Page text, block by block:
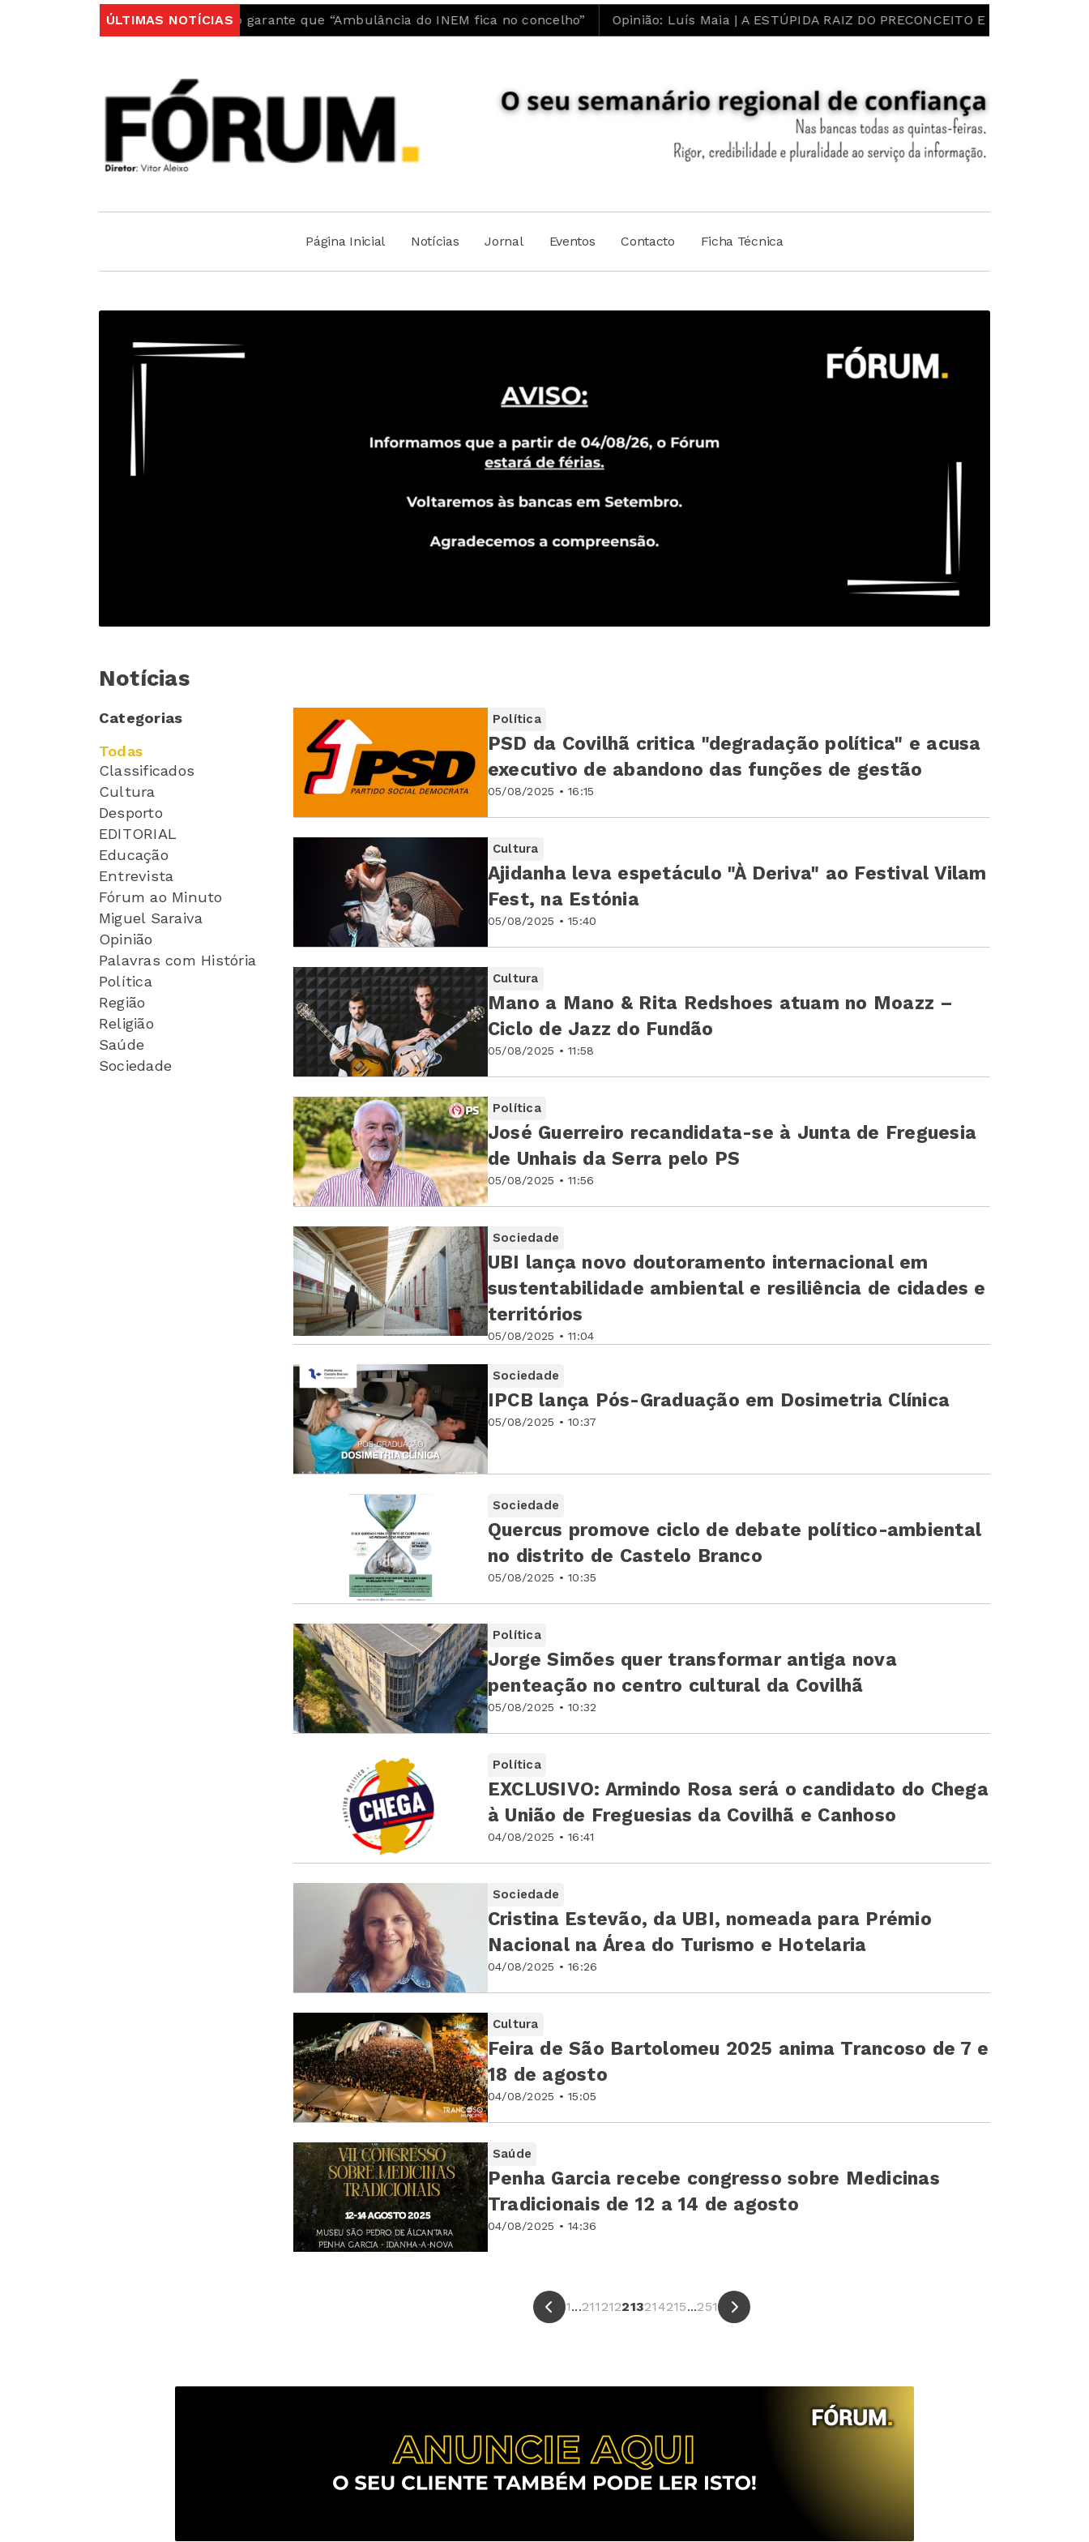
ÚLTIMAS NOTÍCIAS
Autarquia do Fundão garante que “Ambulância do INEM fica no concelho” Opinião: Luís Maia | A ESTÚPIDA RAIZ DO PRECONCEITO E DO ESTEREÓTIPO!
Página Inicial Notícias Jornal Eventos Contacto Ficha Técnica
Notícias
Categorias
Todas
Classificados
Cultura
Desporto
EDITORIAL
Educação
Entrevista
Fórum ao Minuto
Miguel Saraiva
Opinião
Palavras com História
Política
Região
Religião
Saúde
Sociedade
Política
05/08/2025 • 16:15
PSD da Covilhã critica "degradação política" e acusa
executivo de abandono das funções de gestão
Cultura
05/08/2025 • 15:40
Ajidanha leva espetáculo "À Deriva" ao Festival Vilam
Fest, na Estónia
Cultura
05/08/2025 • 11:58
Mano a Mano & Rita Redshoes atuam no Moazz –
Ciclo de Jazz do Fundão
Política
05/08/2025 • 11:56
José Guerreiro recandidata-se à Junta de Freguesia
de Unhais da Serra pelo PS
Sociedade
05/08/2025 • 11:04
UBI lança novo doutoramento internacional em
sustentabilidade ambiental e resiliência de cidades e
territórios
Sociedade
05/08/2025 • 10:37
IPCB lança Pós-Graduação em Dosimetria Clínica
Sociedade
05/08/2025 • 10:35
Quercus promove ciclo de debate político-ambiental
no distrito de Castelo Branco
Política
05/08/2025 • 10:32
Jorge Simões quer transformar antiga nova
penteação no centro cultural da Covilhã
Política
04/08/2025 • 16:41
EXCLUSIVO: Armindo Rosa será o candidato do Chega
à União de Freguesias da Covilhã e Canhoso
Sociedade
04/08/2025 • 16:26
Cristina Estevão, da UBI, nomeada para Prémio
Nacional na Área do Turismo e Hotelaria
Cultura
04/08/2025 • 15:05
Feira de São Bartolomeu 2025 anima Trancoso de 7 e
18 de agosto
Saúde
04/08/2025 • 14:36
Penha Garcia recebe congresso sobre Medicinas
Tradicionais de 12 a 14 de agosto
1...211 212213214215...251